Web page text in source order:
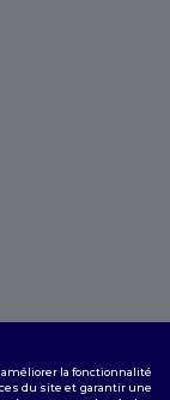
la fonctionnalité
du site et garantir une